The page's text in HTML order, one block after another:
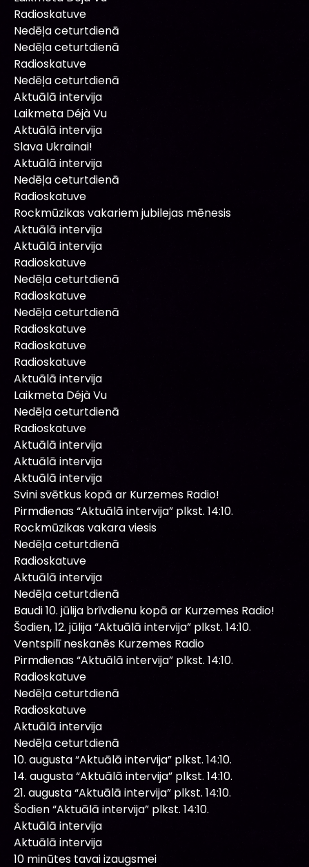
Radioskatuve
Nedēļa ceturtdienā
Nedēļa ceturtdienā
Radioskatuve
Nedēļa ceturtdienā
Aktuālā intervija
Laikmeta Déjà Vu
Aktuālā intervija
Slava Ukrainai!
Aktuālā intervija
Nedēļa ceturtdienā
Radioskatuve
Rockmūzikas vakariem jubilejas mēnesis
Aktuālā intervija
Aktuālā intervija
Radioskatuve
Nedēļa ceturtdienā
Radioskatuve
Nedēļa ceturtdienā
Radioskatuve
Radioskatuve
Radioskatuve
Aktuālā intervija
Laikmeta Déjà Vu
Nedēļa ceturtdienā
Radioskatuve
Aktuālā intervija
Aktuālā intervija
Aktuālā intervija
Svini svētkus kopā ar Kurzemes Radio!
Pirmdienas “Aktuālā intervija” plkst. 14:10.
Rockmūzikas vakara viesis
Nedēļa ceturtdienā
Radioskatuve
Aktuālā intervija
Nedēļa ceturtdienā
Baudi 10. jūlija brīvdienu kopā ar Kurzemes Radio!
Šodien, 12. jūlija “Aktuālā intervija” plkst. 14:10.
Ventspilī neskanēs Kurzemes Radio
Pirmdienas “Aktuālā intervija” plkst. 14:10.
Radioskatuve
Nedēļa ceturtdienā
Radioskatuve
Aktuālā intervija
Nedēļa ceturtdienā
10. augusta “Aktuālā intervija” plkst. 14:10.
14. augusta “Aktuālā intervija” plkst. 14:10.
21. augusta “Aktuālā intervija” plkst. 14:10.
Šodien “Aktuālā intervija” plkst. 14:10.
Aktuālā intervija
Aktuālā intervija
10 minūtes tavai izaugsmei